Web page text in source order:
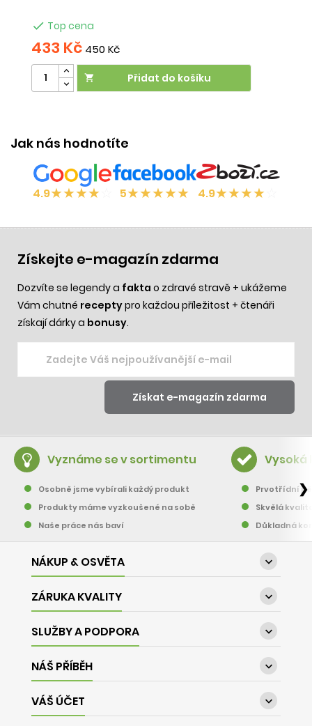
 Top cena
433 Kč 450 Kč
 Přidat do košíku
Jak nás hodnotíte
4.9★★★★ 5★★★★★ 4.9★★★★
Získejte e-magazín zdarma
Dozvíte se legendy a fakta o zdravé stravě + ukážeme
Vám chutné receptypro každou příležitost + čtenáři
získají dárky a bonusy.
Vyznáme se v sortimentu
Osobně jsme vybírali každý produkt
Produkty máme vyzkoušené na sobě
Naše práce nás baví
Vysoká
Prvotřídní
Skvělá
Důkladná
❯
NÁKUP & OSVĚTA 
ZÁRUKA KVALITY 
SLUŽBY A PODPORA 
NÁŠ PŘÍBĚH 
VÁŠ ÚČET 